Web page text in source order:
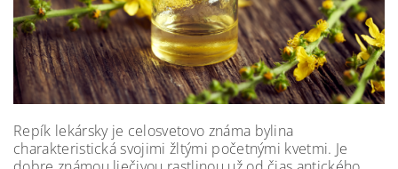
Repík lekársky je celosvetovo známa bylina
charakteristická svojimi žltými početnými kvetmi. Je